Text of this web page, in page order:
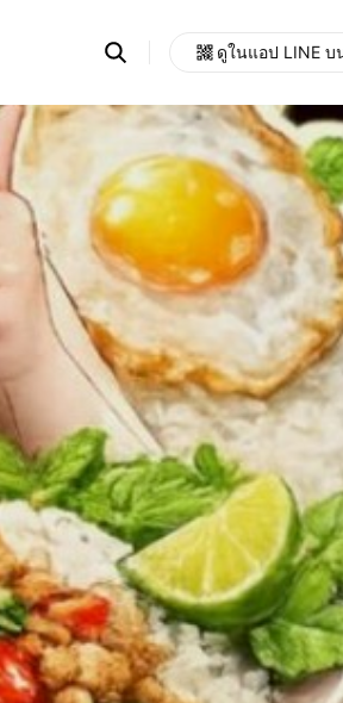
Search
OpenChats
messages
search
area
ดูในแอป LINE